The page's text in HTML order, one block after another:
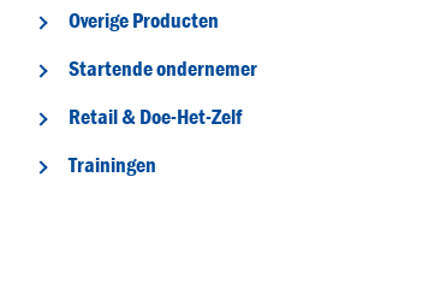
Overige Producten
Startende ondernemer
Retail & Doe-Het-Zelf
Trainingen